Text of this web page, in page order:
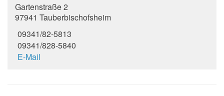
Gartenstraße 2
97941 Tauberbischofsheim
09341/82-5813
09341/828-5840
E-Mail